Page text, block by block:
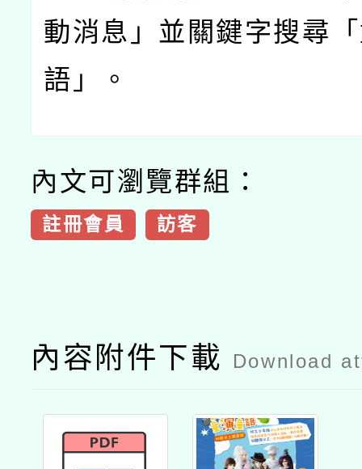
動消息」並關鍵字搜尋
語」。
內文可瀏覽群組：
註冊會員 訪客
內容附件下載 Download